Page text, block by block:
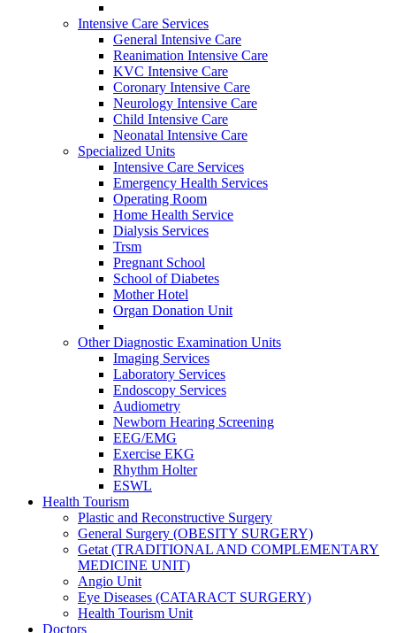
Intensive Care Services
General Intensive Care
Reanimation Intensive Care
KVC Intensive Care
Coronary Intensive Care
Neurology Intensive Care
Child Intensive Care
Neonatal Intensive Care
Specialized Units
Intensive Care Services
Emergency Health Services
Operating Room
Home Health Service
Dialysis Services
Trsm
Pregnant School
School of Diabetes
Mother Hotel
Organ Donation Unit
Other Diagnostic Examination Units
Imaging Services
Laboratory Services
Endoscopy Services
Audiometry
Newborn Hearing Screening
EEG/EMG
Exercise EKG
Rhythm Holter
ESWL
Health Tourism
Plastic and Reconstructive Surgery
General Surgery (OBESITY SURGERY)
Getat (TRADITIONAL AND COMPLEMENTARY
MEDICINE UNIT)
Angio Unit
Eye Diseases (CATARACT SURGERY)
Health Tourism Unit
Doctors